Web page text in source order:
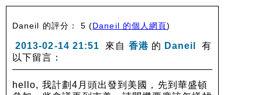
Daneil 的評分： 5 (Daneil 的個人網頁)
2013-02-14 21:51 來自 香港 的 Daneil
有
以下留言：
hello, 我計劃4月頭出發到美國，先到華盛頓